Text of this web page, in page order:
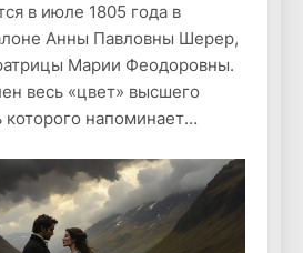
в июле 1805 года в
Анны Павловны Шерер,
Марии Феодоровны.
весь «цвет» высшего
напоминает…